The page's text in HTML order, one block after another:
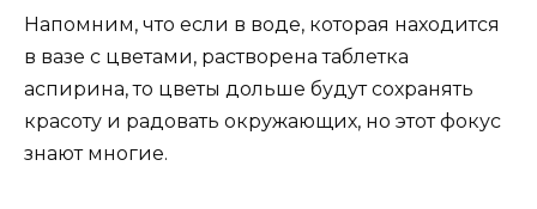
Напомним, что если в воде, которая находится
в вазе с цветами, растворена таблетка
аспирина, то цветы дольше будут сохранять
красоту и радовать окружающих, но этот фокус
знают многие.